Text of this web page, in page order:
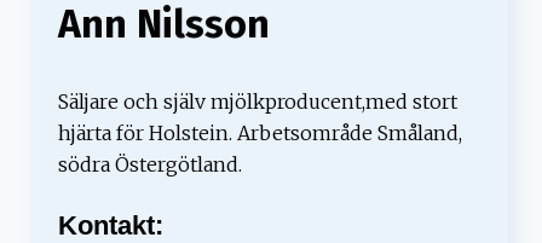
Ann Nilsson
Säljare och själv mjölkproducent,med stort
hjärta för Holstein. Arbetsområde Småland,
södra Östergötland.
Kontakt: